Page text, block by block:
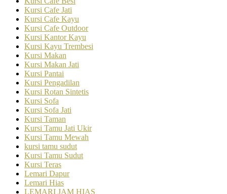
Kursi Cafe Jati
Kursi Cafe Kayu
Kursi Cafe Outdoor
Kursi Kantor Kayu
Kursi Kayu Trembesi
Kursi Makan
Kursi Makan Jati
Kursi Pantai
Kursi Pengadilan
Kursi Rotan Sintetis
Kursi Sofa
Kursi Sofa Jati
Kursi Taman
Kursi Tamu Jati Ukir
Kursi Tamu Mewah
kursi tamu sudut
Kursi Tamu Sudut
Kursi Teras
Lemari Dapur
Lemari Hias
LEMARI JAM HIAS